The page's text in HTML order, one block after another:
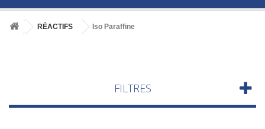
RÉACTIFS Iso Paraffine
FILTRES